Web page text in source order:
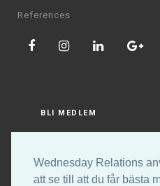
Wednesday Relations
att se till att du får bästa
References
BLI MEDLEM